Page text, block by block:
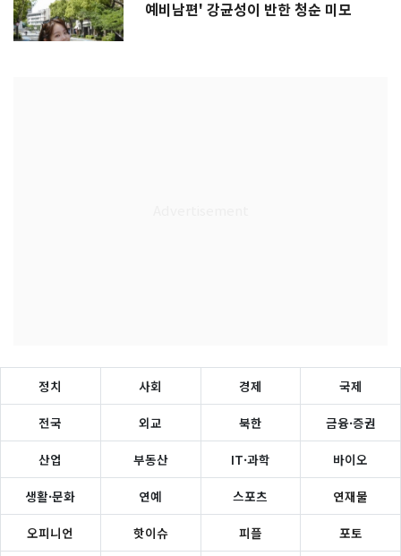
예비남편' 강균성이 반한 청순 미모
정치 사회 경제 국제
전국 외교 북한 금융·증권
산업 부동산 IT·과학 바이오
생활·문화 연예 스포츠 연재물
오피니언 핫이슈 피플 포토